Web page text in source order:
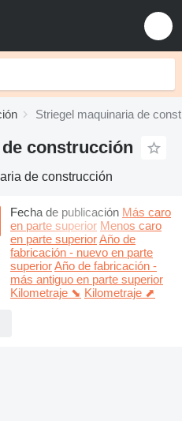
Striegel maquinaria de
construcción
de construcción
Fecha de publicación Más caro
en parte superior Menos caro
en parte superiorAño de
fabricación - nuevo en parte
superiorAño de fabricación -
más antiguo en parte superior
Kilometraje ⬊ Kilometraje ⬈